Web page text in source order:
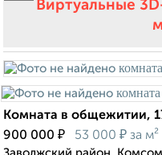
Виртуальные
Комната в общежитии,
900 000 ₽ 53 000 ₽ за м²